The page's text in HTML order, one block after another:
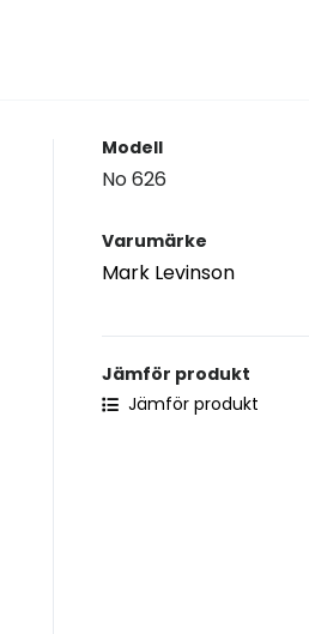
Modell
No 626
Varumärke
Mark Levinson
Jämför produkt
Jämför produkt